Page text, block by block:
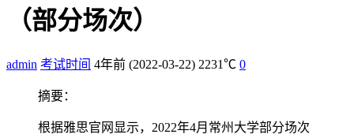
（部分场次）
admin 考试时间 4年前 (2022-03-22) 2231℃ 0
摘要：
根据雅思官网显示，2022年4月常州大学部分场次